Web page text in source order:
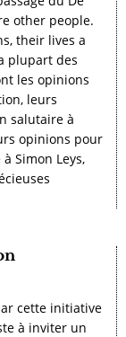
other people.
their lives a
plupart des
les opinions
leurs
salutaire à
opinions pour
Simon Leys,
cette initiative
à inviter un